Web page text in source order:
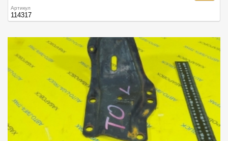
Артикул
114317